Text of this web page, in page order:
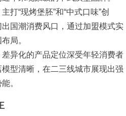
打“现烤堡胚”和“中式口味”创
国潮消费风口，通过加盟模式实
局。
差异化的产品定位深受年轻消费者
型清晰，在二三线城市展现出强
。